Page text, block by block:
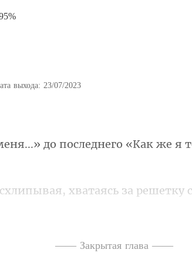
выхода: 23/07/2023
о последнего «Как же я т
ая, хватаясь за решетк
—— Закрытая глава ——